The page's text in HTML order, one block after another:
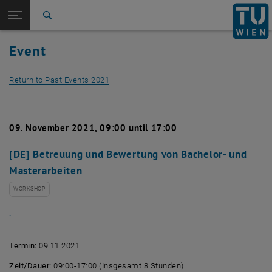
TU Login
Quicklinks
Toggle quicklinks menu
Studies
International
Detail View 2021
Event
Return to Past Events 2021
09. November 2021, 09:00 until 17:00
[DE] Betreuung und Bewertung von Bachelor- und
Masterarbeiten
WORKSHOP
.
Termin:09.11.2021
Zeit/Dauer:09:00-17:00 (Insgesamt 8 Stunden)